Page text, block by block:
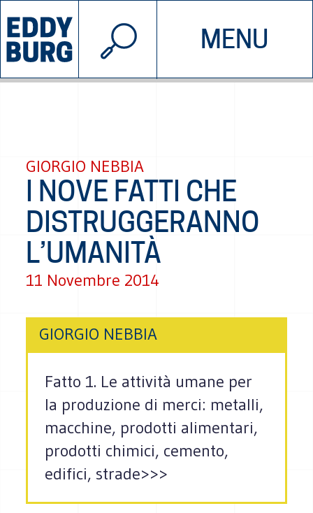
MENU
INIZIATIVE CHI SIAMO
© 2026 EDDYBURG
GIORGIO NEBBIA
I NOVE FATTI CHE
DISTRUGGERANNO
L’UMANITÀ
11 Novembre 2014
GIORGIO NEBBIA
Fatto 1. Le attività umane per
la produzione di merci: metalli,
macchine, prodotti alimentari,
prodotti chimici, cemento,
edifici, strade>>>